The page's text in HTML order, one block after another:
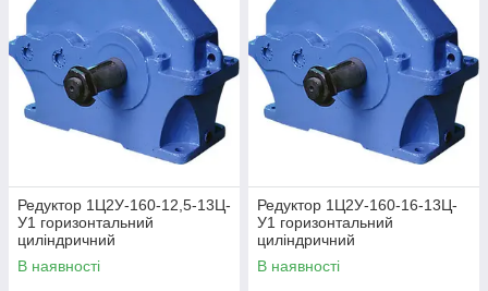
Редуктор 1Ц2У-160-12,5-13Ц-
У1 горизонтальний
циліндричний
двоступінчастий
В наявності
Редуктор 1Ц2У-160-16-13Ц-
У1 горизонтальний
циліндричний
двоступінчастий
В наявності